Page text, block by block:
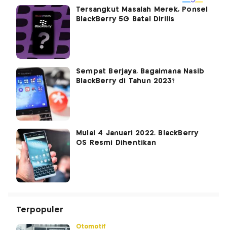
Tersangkut Masalah Merek, Ponsel
BlackBerry 5G Batal Dirilis
Sempat Berjaya, Bagaimana Nasib
BlackBerry di Tahun 2023?
Mulai 4 Januari 2022, BlackBerry
OS Resmi Dihentikan
Terpopuler
Otomotif